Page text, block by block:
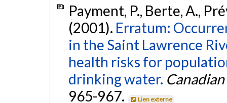
Payment, P., Berte, A.,
(2001). Erratum:
in the Saint Lawrence
health risks for
drinking water.
965-967.
Lien externe